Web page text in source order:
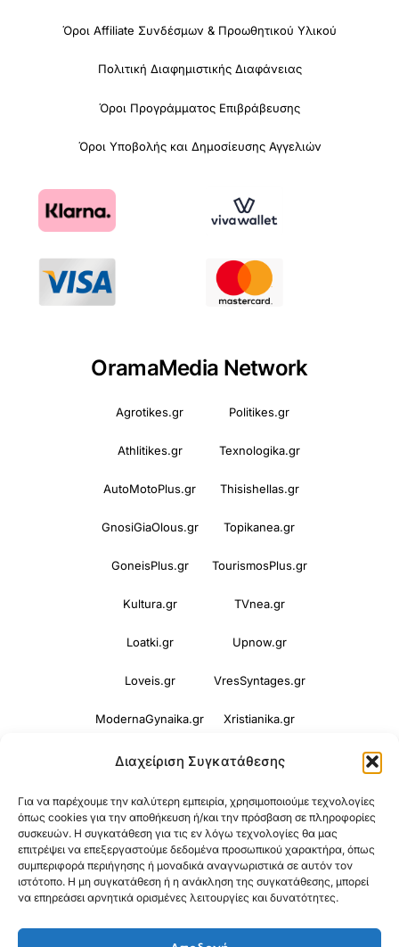
Διαχείριση Συγκατάθεσης
Για να παρέχουμε την καλύτερη εμπειρία, χρησιμοποιούμε τεχνολογίες
όπως cookies για την αποθήκευση ή/και την πρόσβαση σε πληροφορίες
συσκευών. Η συγκατάθεση για τις εν λόγω τεχνολογίες θα μας
επιτρέψει να επεξεργαστούμε δεδομένα προσωπικού χαρακτήρα, όπως
συμπεριφορά περιήγησης ή μοναδικά αναγνωριστικά σε αυτόν τον
ιστότοπο. Η μη συγκατάθεση ή η ανάκληση της συγκατάθεσης, μπορεί
να επηρεάσει αρνητικά ορισμένες λειτουργίες και δυνατότητες.
Όροι Affiliate Συνδέσμων & Προωθητικού Υλικού
Πολιτική Διαφημιστικής Διαφάνειας
Όροι Προγράμματος Επιβράβευσης
Όροι Υποβολής και Δημοσίευσης Αγγελιών
OramaMedia Network
Agrotikes.gr Politikes.gr
Athlitikes.gr Texnologika.gr
AutoMotoPlus.gr Thisishellas.gr
GnosiGiaOlous.gr Topikanea.gr
GoneisPlus.gr TourismosPlus.gr
Kultura.gr TVnea.gr
Loatki.gr Upnow.gr
Loveis.gr VresSyntages.gr
ModernaGynaika.gr Xristianika.gr
OikonomiaPlus.gr ZoumeKalytera.gr
Oikotropia.gr ZoumeSpiti.gr
Perepet.gr
© 2026Orama Group (Orama Group Μ.Ι.Κ.Ε.) |